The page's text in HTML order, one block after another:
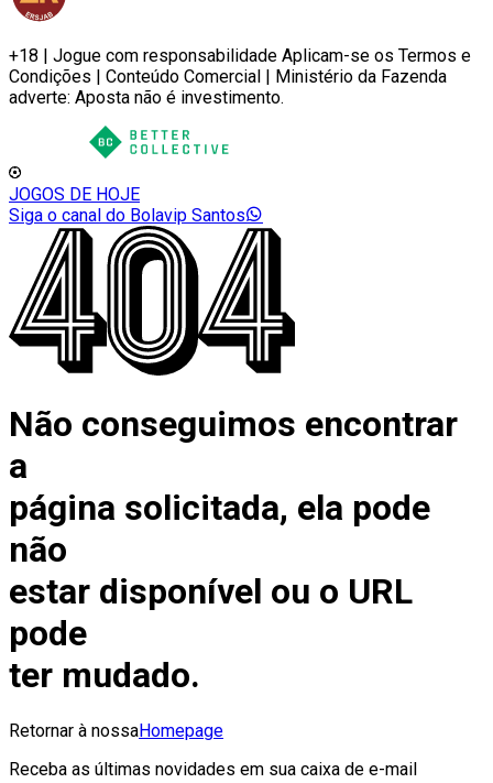
+18 | Jogue com responsabilidade Aplicam-se os Termos e
Condições | Conteúdo Comercial | Ministério da Fazenda
adverte: Aposta não é investimento.
JOGOS DE HOJE
Siga o canal do Bolavip Santos
Não conseguimos encontrar
a
página solicitada, ela pode
não
estar disponível ou o URL
pode
ter mudado.
Retornar à nossaHomepage
Receba as últimas novidades em sua caixa de e-mail